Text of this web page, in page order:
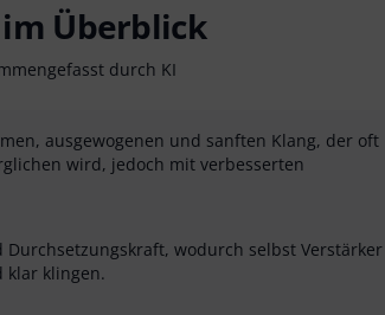
Überblick
durch KI
ausgewogenen und sanften Klang, der oft
wird, jedoch mit verbesserten
wodurch selbst Verstärker
klar klingen.